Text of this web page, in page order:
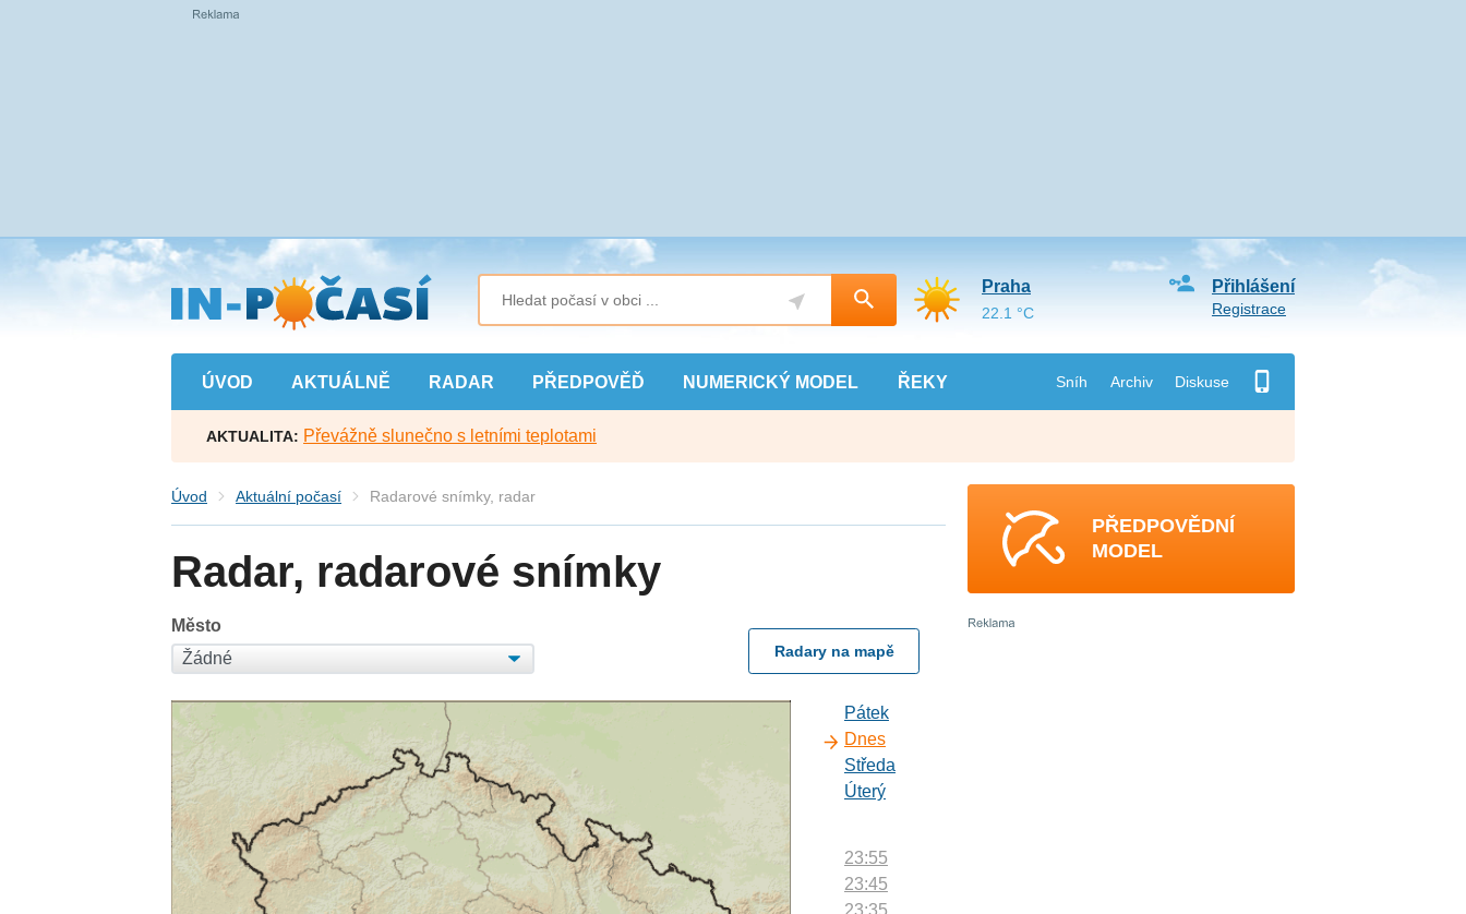
Přejít
na
hlavní
obsah
ÚVOD AKTUÁLNĚ RADAR PŘEDPOVĚĎ NUMERICKÝ MODEL ŘEKY Sníh Archiv Diskuse
Přihlášení
Registrace
Praha
22.1 °C
AKTUALITA: Převážně slunečno s letními teplotami
Úvod Aktuální počasí Radarové snímky, radar
Radar, radarové snímky
Město
Radary na mapě
Pátek
Dnes
Středa
Úterý
23:55
23:45
23:35
PŘEDPOVĚDNÍ
MODEL